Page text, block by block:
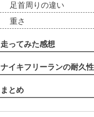
足首周りの違い
重さ
走ってみた感想
ナイキフリーランの耐久性
まとめ